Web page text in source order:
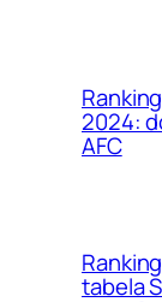
2024:
AFC
tabela